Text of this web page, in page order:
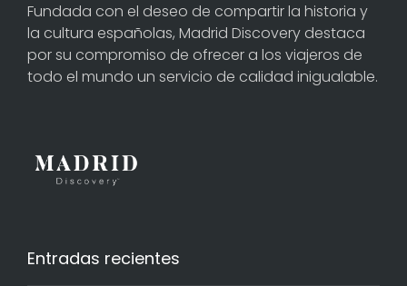
Fundada con el deseo de compartir la historia y
la cultura españolas, Madrid Discovery destaca
por su compromiso de ofrecer a los viajeros de
todo el mundo un servicio de calidad inigualable.
Entradas recientes